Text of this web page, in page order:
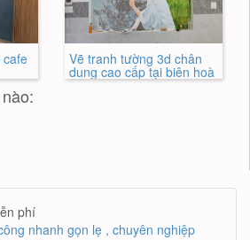
cafe Vẽ tranh tường 3d chân
dung cao cấp tại biên hoà
phí
nhanh gọn lẹ , chuyên nghiệp